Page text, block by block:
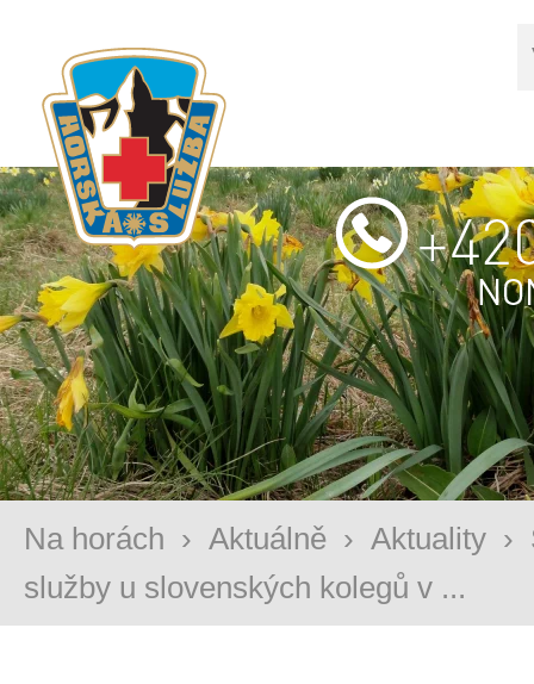
Na horách › Aktuálně › Aktuality ›
služby u slovenských kolegů v ...